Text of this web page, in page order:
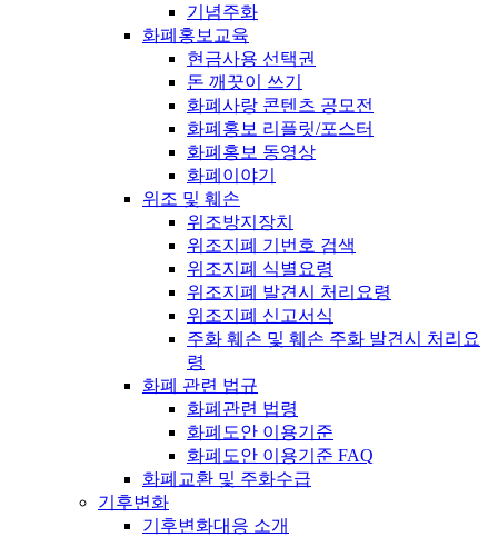
기념주화
화폐홍보교육
현금사용 선택권
돈 깨끗이 쓰기
화폐사랑 콘텐츠 공모전
화폐홍보 리플릿/포스터
화폐홍보 동영상
화폐이야기
위조 및 훼손
위조방지장치
위조지폐 기번호 검색
위조지폐 식별요령
위조지폐 발견시 처리요령
위조지폐 신고서식
주화 훼손 및 훼손 주화 발견시 처리요
령
화폐 관련 법규
화폐관련 법령
화폐도안 이용기준
화폐도안 이용기준 FAQ
화폐교환 및 주화수급
기후변화
기후변화대응 소개